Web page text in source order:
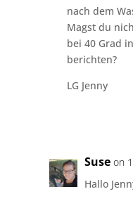
nach dem
Magst du
bei 40 Grad
berichten?
LG Jenny
Suse on
Hallo